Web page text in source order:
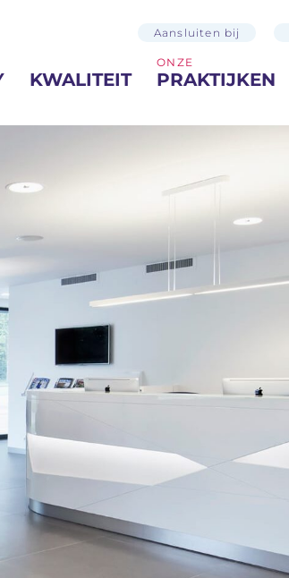
KWALITEIT
ONZE
PRAKTIJKEN
Aansluiten bij